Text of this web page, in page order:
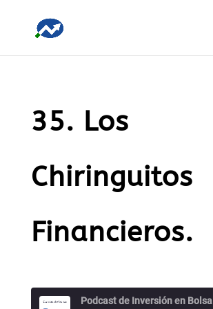
35. Los
Chiringuitos
Financieros.
Podcast de Inversión en Bolsa